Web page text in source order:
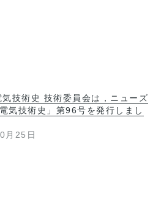
気技術史 技術委員会は，ニューズ
気技術史」第96号を発行しまし
月25日